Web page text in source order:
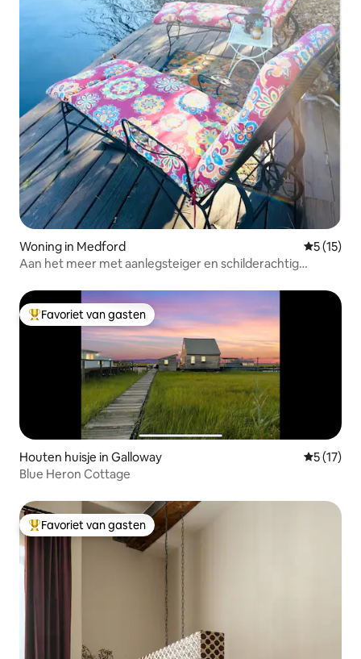
Woning in Medford
5 (15)
Aan het meer met aanlegsteiger en schilderachtig
Topfavoriet van gasten
Favoriet van gasten
Houten huisje in Galloway
5 (17)
Blue Heron Cottage
Topfavoriet van gasten
Favoriet van gasten